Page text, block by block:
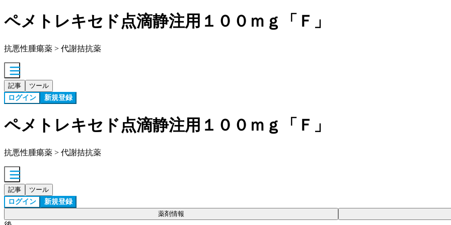
ペメトレキセド点滴静注用１００ｍｇ「Ｆ」
抗悪性腫瘍薬 > 代謝拮抗薬
記事 ツール
ログイン 新規登録
ペメトレキセド点滴静注用１００ｍｇ「Ｆ」
抗悪性腫瘍薬 > 代謝拮抗薬
記事 ツール
ログイン 新規登録
薬剤情報